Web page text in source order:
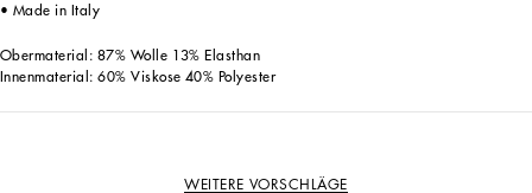
• Made in Italy
Obermaterial: 87% Wolle 13% Elasthan
Innenmaterial: 60% Viskose 40% Polyester
WEITERE VORSCHLÄGE